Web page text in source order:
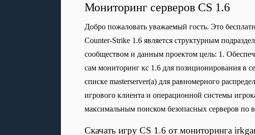
Мониторинг серверов CS 1.6
Добро пожаловать уважаемый гость. Это
Сounter-Strike 1.6 является структурным
сообществом и данным проектом цель: 1.
сам мониторинг кс 1.6 для позиционирования в
списке masterserver(а) для равномерного
игрового клиента и операционной системы
максимальным поиском безопасных серверов по
Скачать игру CS 1.6 от мониторинга